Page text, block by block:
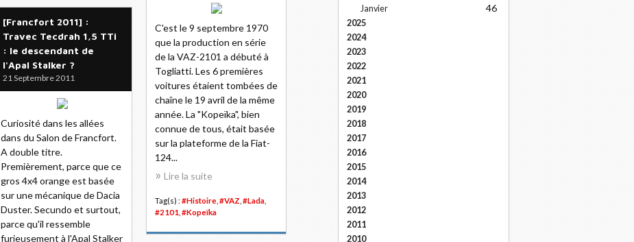
C'est le 9 septembre 1970
que la production en série
de la VAZ-2101 a débuté à
Togliatti. Les 6 premières
voitures étaient tombées de
chaîne le 19 avril de la même
année. La "Kopeïka", bien
connue de tous, était basée
sur la plateforme de la Fiat-
124...
Lire la suite
Tag(s) : #Histoire #VAZ #Lada
#2101 #Kopeïka
[Francfort 2011] :
Travec Tecdrah 1,5 TTi
: le descendant de
l'Apal Stalker ?
21 Septembre 2011
Curiosité dans les allées
dans du Salon de Francfort.
A double titre.
Premièrement, parce que ce
gros 4x4 orange est basée
sur une mécanique de Dacia
Duster. Secundo et surtout,
parce qu'il ressemble
furieusement à l'Apal Stalker
Janvier 46
2025
2024
2023
2022
2021
2020
2019
2018
2017
2016
2015
2014
2013
2012
2011
2010